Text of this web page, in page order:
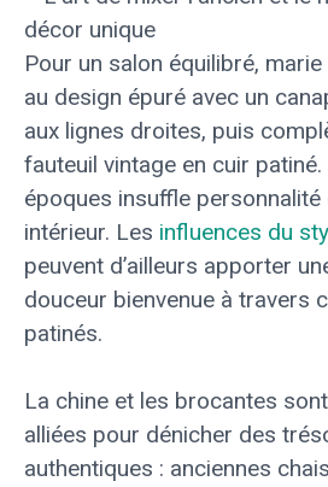
Pour un salon équilibré,
au design épuré avec un
aux lignes droites, puis
fauteuil vintage en cuir
époques insuffle
intérieur. Les influences du
peuvent d’ailleurs apporter
douceur bienvenue à travers
patinés.
La chine et les brocantes
alliées pour dénicher des
authentiques : anciennes